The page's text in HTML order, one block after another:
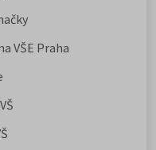
školách od uměleckých
či technické.
zaměřené obory
také soukromé vysoké
obory a
v samostatném článku.
se na humanitní
VŠE Praha